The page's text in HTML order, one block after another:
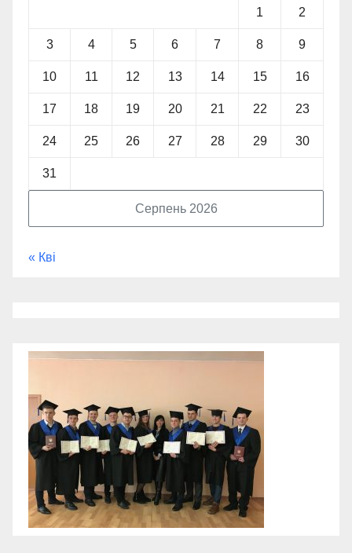
Серпень 2026
1 2
3 4 5 6 7 8 9
10 11 12 13 14 15 16
17 18 19 20 21 22 23
24 25 26 27 28 29 30
31
« Кві